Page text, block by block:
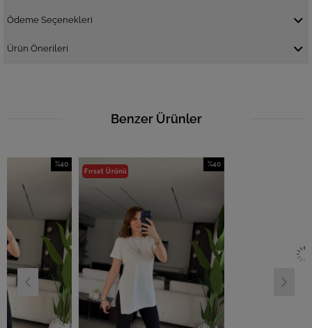
Ödeme Seçenekleri
Ürün Önerileri
Benzer Ürünler
%40İndirim
%40İndirim
Fırsat Ürünü